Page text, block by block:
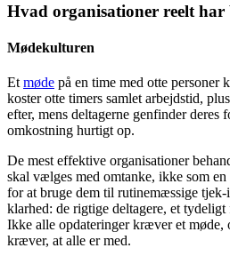
Hvad organisationer reelt
Mødekulturen
Etmøde på en time med otte
koster otte timers samlet arbejdstid,
efter, mens deltagerne genfinder deres
omkostning hurtigt op.
De mest effektive organisationer
skal vælges med omtanke, ikke som en
for at bruge dem til rutinemæssige tjek-
klarhed: de rigtige deltagere, et
Ikke alle opdateringer kræver et møde,
kræver, at alle er med.